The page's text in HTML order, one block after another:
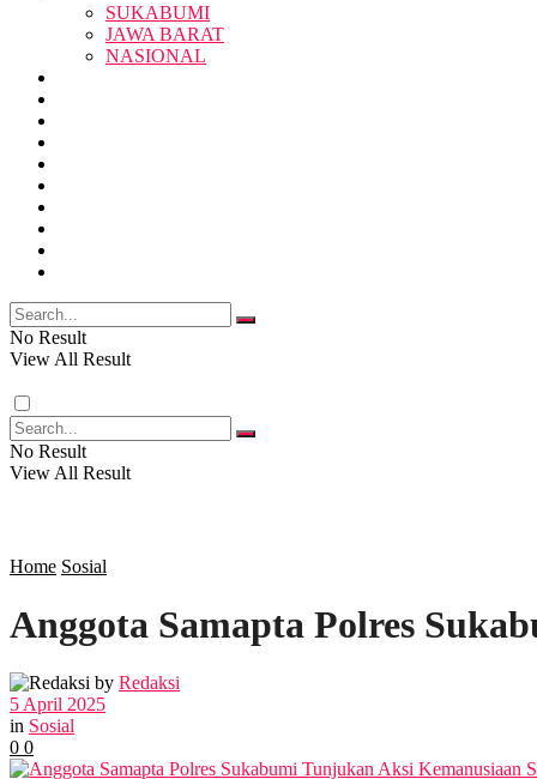
SUKABUMI
PENDIDIKAN
SOSOK
POLITIK
EKBIS
OPINI
SUKABUMI
JAWA BARAT
NASIONAL
No Result
View All Result
No Result
View All Result
Home Sosial
Anggota Samapta Polres
by Redaksi
5 April 2025
in Sosial
0 0